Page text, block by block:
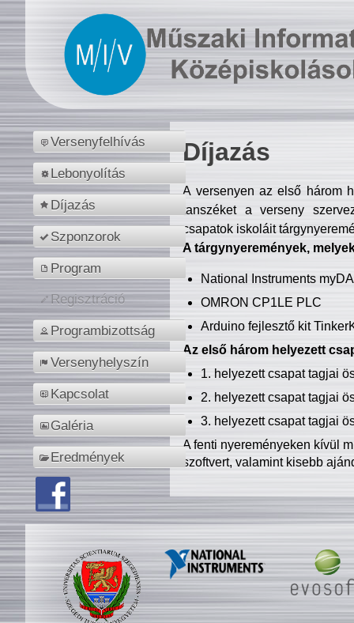
Versenyfelhívás
Lebonyolítás
Díjazás
Szponzorok
Program
Regisztráció
Programbizottság
Versenyhelyszín
Kapcsolat
Galéria
Eredmények
Díjazás
A versenyen az első három
tanszéket a verseny
csapatok iskoláit
A tárgynyeremények,
National Instruments
OMRON CP1LE PLC
Arduino fejlesztő kit
Az első három helyezett
1. helyezett csapat tagjai
2. helyezett csapat tagjai
3. helyezett csapat tagjai
A fenti nyereményeken kívül
szoftvert, valamint kisebb